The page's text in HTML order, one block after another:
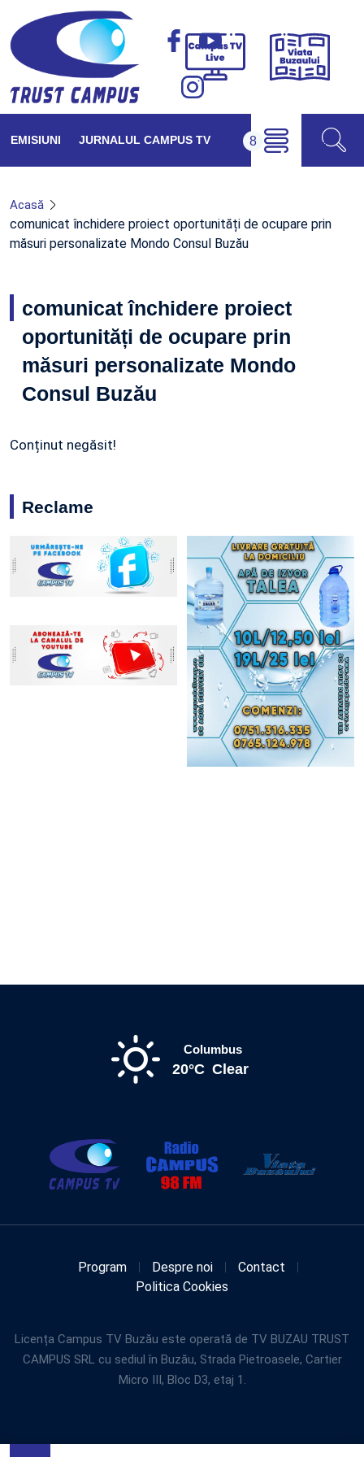
Campus
Viața
EMISIUNI JURNALUL CAMPUS TV
Acasă
comunicat închidere proiect oportunități de ocupare prin
măsuri personalizate Mondo Consul Buzău
comunicat închidere proiect
oportunități de ocupare prin
măsuri personalizate Mondo
Consul Buzău
Conținut negăsit!
Reclame
Columbus
20°C Clear
Program Despre noi
Contact
Politica Cookies
Licența Campus TV Buzău este operată de TV BUZAU TRUST
CAMPUS SRL cu sediul în Buzău, Strada Pietroasele, Cartier
Micro III, Bloc D3, etaj 1.